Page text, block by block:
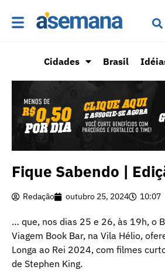
Cidades Brasil
Fique Sabendo |
Redação outubro 25, 2024 10:07
… que, nos dias 25 e 26, às 19h, o
Viagem Book Bar, na Vila Hélio,
Longa ao Rei 2024, com filmes
de Stephen King.